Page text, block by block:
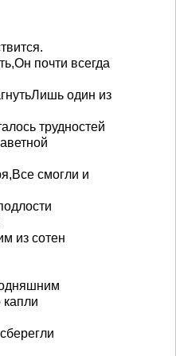
почти всегда
один из
трудностей
смогли и
из сотен
капли